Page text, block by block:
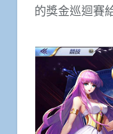
的獎金巡迴賽